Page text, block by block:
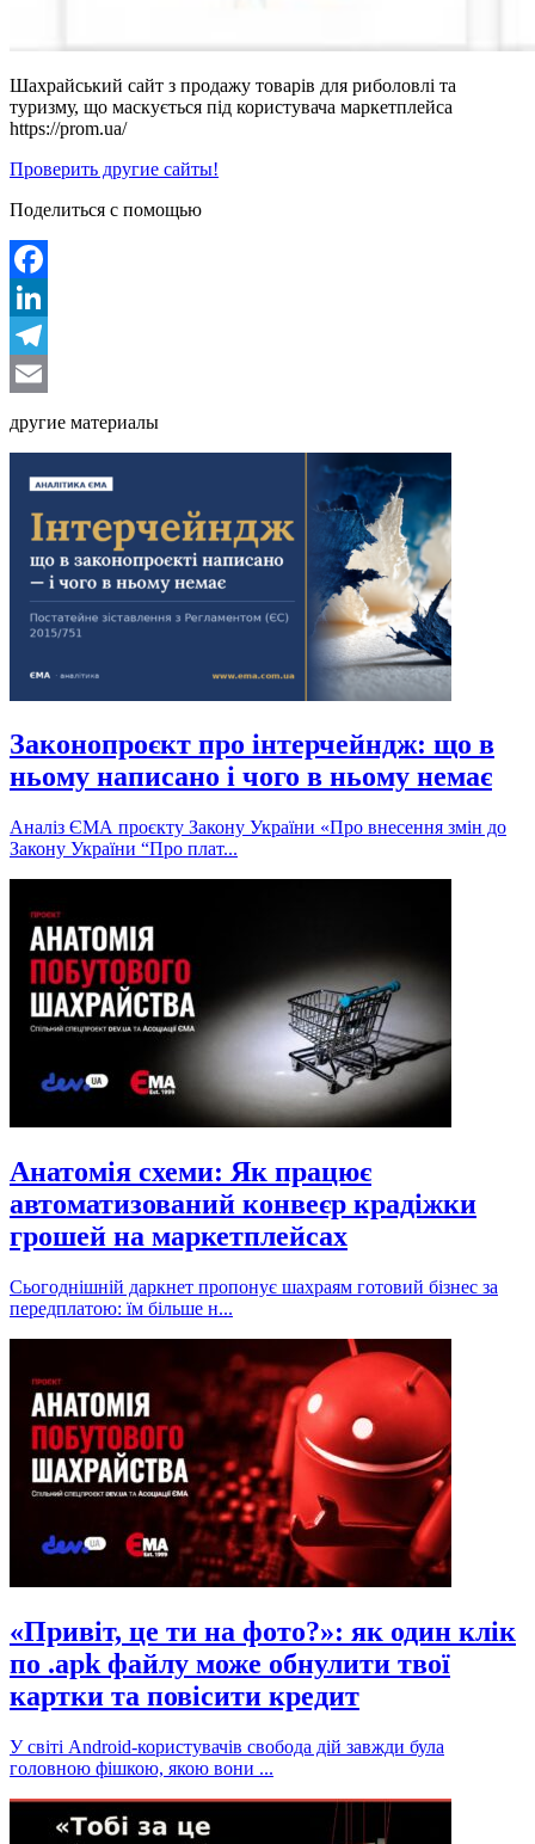
Шахрайський сайт з продажу товарів для риболовлі та
туризму, що маскується під користувача маркетплейса
https://prom.ua/
Проверить другие сайты!
Поделиться с помощью
Facebook
LinkedIn
Telegram
другие материалы
Законопроєкт про інтерчейндж: що в
ньому написано і чого в ньому немає
Аналіз ЄМА проєкту Закону України «Про внесення змін до
Закону України “Про плат...
Анатомія схеми: Як працює
автоматизований конвеєр крадіжки
грошей на маркетплейсах
Сьогоднішній даркнет пропонує шахраям готовий бізнес за
передплатою: їм більше н...
«Привіт, це ти на фото?»: як один клік
по .apk файлу може обнулити твої
картки та повісити кредит
У світі Android-користувачів свобода дій завжди була
головною фішкою, якою вони ...